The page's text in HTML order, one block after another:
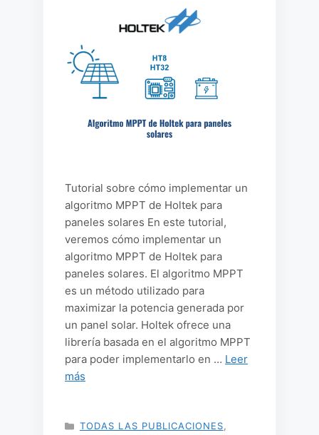
Tutorial sobre cómo implementar un
algoritmo MPPT de Holtek para
paneles solares En este tutorial,
veremos cómo implementar un
algoritmo MPPT de Holtek para
paneles solares. El algoritmo MPPT
es un método utilizado para
maximizar la potencia generada por
un panel solar. Holtek ofrece una
librería basada en el algoritmo MPPT
para poder implementarlo en … Leer
más
CATEGORÍAS
TODAS LAS PUBLICACIONES